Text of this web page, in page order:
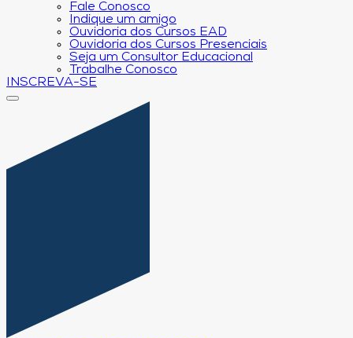
Fale Conosco
Indique um amigo
Ouvidoria dos Cursos EAD
Ouvidoria dos Cursos Presenciais
Seja um Consultor Educacional
Trabalhe Conosco
INSCREVA-SE